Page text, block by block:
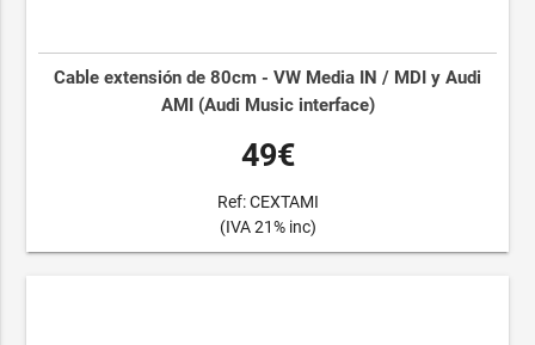
Cable extensión de 80cm - VW Media IN / MDI y Audi
AMI (Audi Music interface)
49€
Ref: CEXTAMI
(IVA 21% inc)